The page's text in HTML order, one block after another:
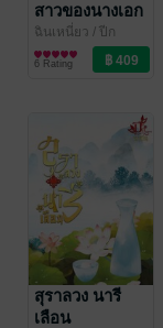
สาวของนางเอก
ผู้แสนดี
ฉินเหนี่ยว / ปีก
อนธการ
นิยายรักจีนโบราณ
6 Rating
สุราลวง นารี
เลือน